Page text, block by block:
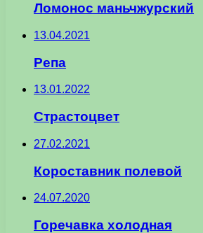
Ломонос маньчжурский
13.04.2021
Репа
13.01.2022
Страстоцвет
27.02.2021
Короставник полевой
24.07.2020
Горечавка холодная